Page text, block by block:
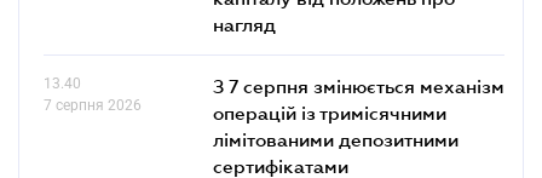
нагляд
13.40
7 серпня 2026
З 7 серпня змінюється механізм
операцій із тримісячними
лімітованими депозитними
сертифікатами